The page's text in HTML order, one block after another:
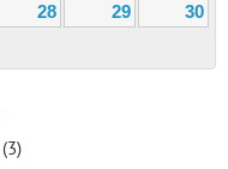
28 29
30
(3)